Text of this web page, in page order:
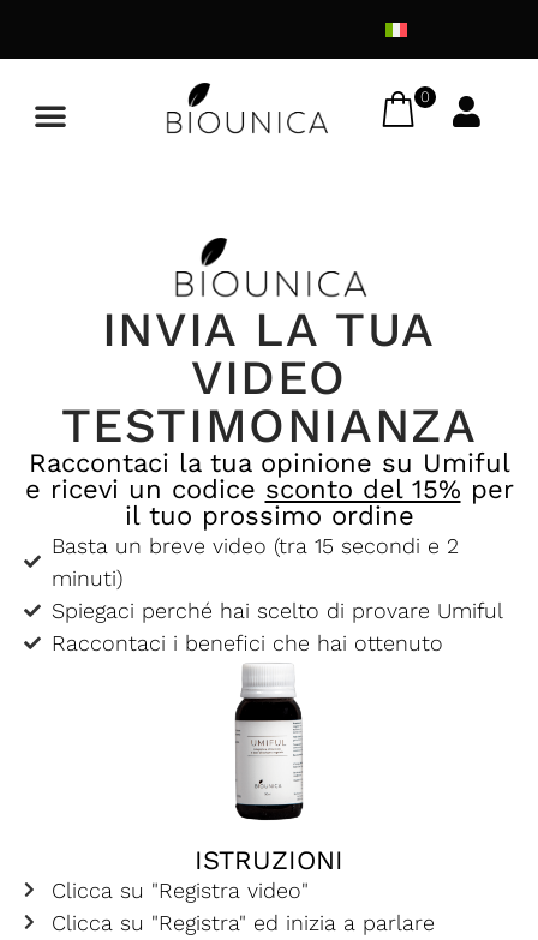
0
INVIA LA TUA
VIDEO
TESTIMONIANZA
Raccontaci la tua opinione su Umiful
e ricevi un codice sconto del 15% per
il tuo prossimo ordine
Basta un breve video (tra 15 secondi e 2
minuti)
Spiegaci perché hai scelto di provare Umiful
Raccontaci i benefici che hai ottenuto
ISTRUZIONI
Clicca su "Registra video"
Clicca su "Registra" ed inizia a parlare